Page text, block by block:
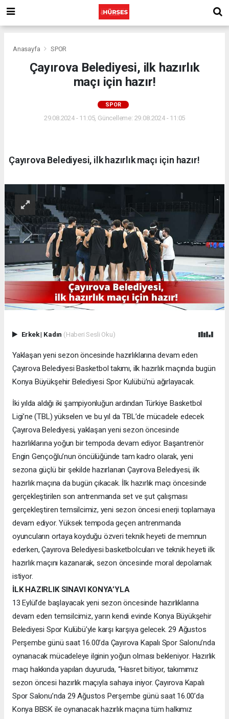
Anasayfa SPOR
Çayırova Belediyesi, ilk hazırlık
maçı için hazır!
SPOR
29.08.2024 - 11:05, Güncelleme: 29.08.2024 - 11:05
Çayırova Belediyesi, ilk hazırlık maçı için hazır!
Erkek| Kadın (Haberi Sesli Oku)
Yaklaşan yeni sezon öncesinde hazırlıklarına devam eden
Çayırova Belediyesi Basketbol takımı, ilk hazırlık maçında bugün
Konya Büyükşehir Belediyesi Spor Kulübü’nü ağırlayacak.
İki yılda aldığı iki şampiyonluğun ardından Türkiye Basketbol
Ligi’ne (TBL) yükselen ve bu yıl da TBL’de mücadele edecek
Çayırova Belediyesi, yaklaşan yeni sezon öncesinde
hazırlıklarına yoğun bir tempoda devam ediyor. Başantrenör
Engin Gençoğlu’nun öncülüğünde tam kadro olarak, yeni
sezona güçlü bir şekilde hazırlanan Çayırova Belediyesi, ilk
hazırlık maçına da bugün çıkacak. İlk hazırlık maçı öncesinde
gerçekleştirilen son antrenmanda set ve şut çalışması
gerçekleştiren temsilcimiz, yeni sezon öncesi enerji toplamaya
devam ediyor. Yüksek tempoda geçen antrenmanda
oyuncuların ortaya koyduğu özveri teknik heyeti de memnun
ederken, Çayırova Belediyesi basketbolcuları ve teknik heyeti ilk
hazırlık maçını kazanarak, sezon öncesinde moral depolamak
istiyor.
İLK HAZIRLIK SINAVI KONYA’YLA
13 Eylül’de başlayacak yeni sezon öncesinde hazırlıklarına
devam eden temsilcimiz, yarın kendi evinde Konya Büyükşehir
Belediyesi Spor Kulübü’yle karşı karşıya gelecek. 29 Ağustos
Perşembe günü saat 16.00’da Çayırova Kapalı Spor Salonu’nda
oynanacak mücadeleye ilginin yoğun olması bekleniyor. Hazırlık
maçı hakkında yapılan duyuruda, “Hasret bitiyor, takımımız
sezon öncesi hazırlık maçıyla sahaya iniyor. Çayırova Kapalı
Spor Salonu’nda 29 Ağustos Perşembe günü saat 16.00’da
Konya BBSK ile oynanacak hazırlık maçına tüm halkımız